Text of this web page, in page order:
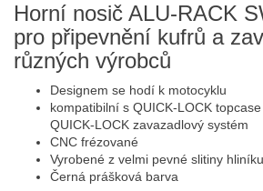
Horní nosič ALU-RACK
pro připevnění kufrů a
různých výrobců
Designem se hodí k motocyklu
kompatibilní s QUICK-LOCK
QUICK-LOCK zavazadlový systém
CNC frézované
Vyrobené z velmi pevné slitiny hliníku
Černá prášková barva